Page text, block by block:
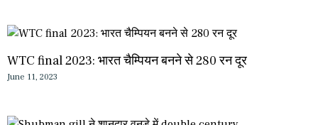
WTC final 2023: भारत चैम्पियन बनने से 280 रन दूर
June 11, 2023